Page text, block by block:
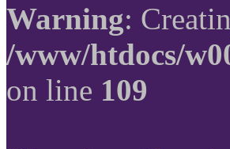
Warning:
/www/htdocs/
on line 109